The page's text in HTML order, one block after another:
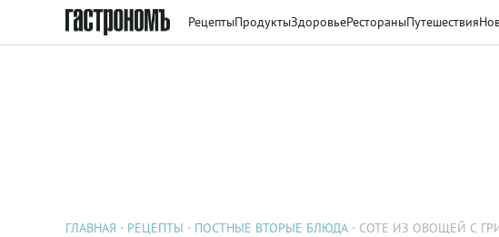
РецептыПродуктыЗдоровьеРестораныПутешествия
ГЛАВНАЯ РЕЦЕПТЫ ПОСТНЫЕ ВТОРЫЕ БЛЮДА СОТЕ ИЗ ОВОЩЕЙ С